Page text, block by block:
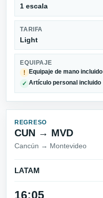
1 escala
TARIFA
Light
EQUIPAJE
!
Equipaje de mano incluido
✓ Artículo personal incluido
REGRESO
CUN → MVD
Cancún → Montevideo
LATAM
16:05